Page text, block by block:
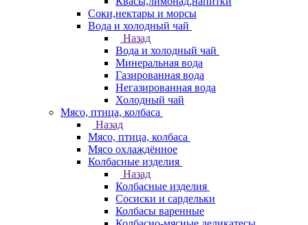
Соки,нектары и морсы
Вода и холодный чай
Назад
Вода и холодный чай
Минеральная вода
Газированная вода
Негазированная вода
Холодный чай
Мясо, птица, колбаса
Назад
Мясо, птица, колбаса
Мясо охлаждённое
Колбасные изделия
Назад
Колбасные изделия
Сосиски и сардельки
Колбасы варенные